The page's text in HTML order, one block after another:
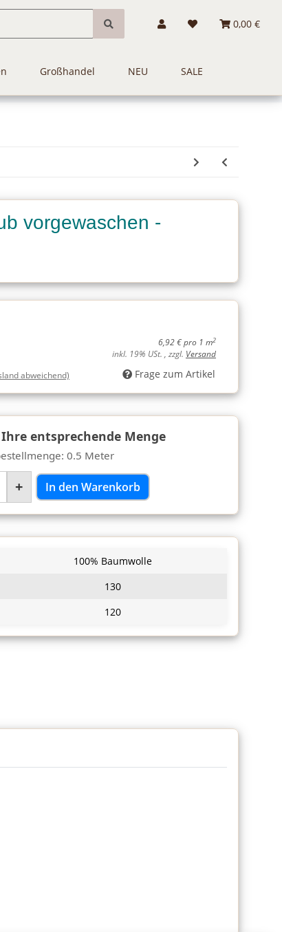
0,00 €
Großhandel NEU SALE
vorgewaschen -
6,92 € pro 1 m2
inkl. 19% USt. , zzgl. Versand
abweichend) Frage zum Artikel
entsprechende Menge
0.5 Meter
+ In den Warenkorb
100% Baumwolle
130
120